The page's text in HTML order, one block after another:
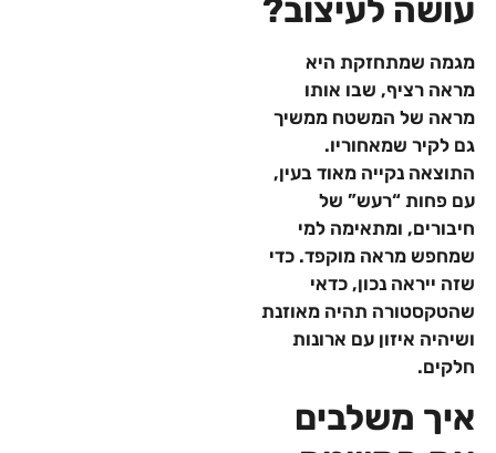
עושה לעיצוב?
מגמה שמתחזקת היא
מראה רציף, שבו אותו
מראה של המשטח ממשיך
גם לקיר שמאחוריו.
התוצאה נקייה מאוד בעין,
עם פחות “רעש” של
חיבורים, ומתאימה למי
שמחפש מראה מוקפד. כדי
שזה ייראה נכון, כדאי
שהטקסטורה תהיה מאוזנת
ושיהיה איזון עם ארונות
חלקים.
איך משלבים